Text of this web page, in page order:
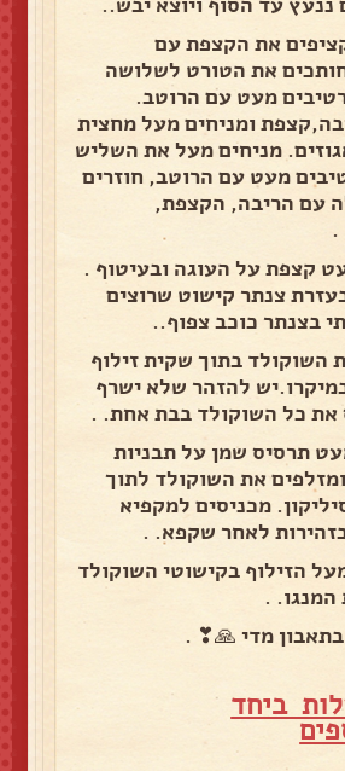
את הקצפת עם
את הטורט לשלושה
מעט עם הרוטב.
ומניחים מעל מחצית
מניחים מעל את השליש
מעט עם הרוטב, חוזרים
עם הריבה, הקצפת,
.
קצפת על העוגה ובעיטוף .
צנתר קישוט שרוצים
בצנתר כוכב צפוף..
השוקולד בתוך שקית זילוף
להזהר שלא ישרף
את כל השוקולד בבת אחת. .
תרסיס שמן על תבניות
את השוקולד לתוך
מכניסים למקפיא
לאחר שקפא. .
הזילוף בקישוטי השוקולד
המנגו. .
מדי 🙏❣ .
ביחד